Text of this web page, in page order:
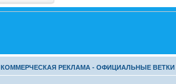
КОММЕРЧЕСКАЯ РЕКЛАМА - ОФИЦИАЛЬНЫЕ